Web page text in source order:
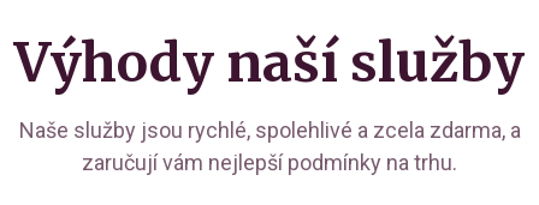
Výhody naší služby
Naše služby jsou rychlé, spolehlivé a zcela zdarma, a
zaručují vám nejlepší podmínky na trhu.